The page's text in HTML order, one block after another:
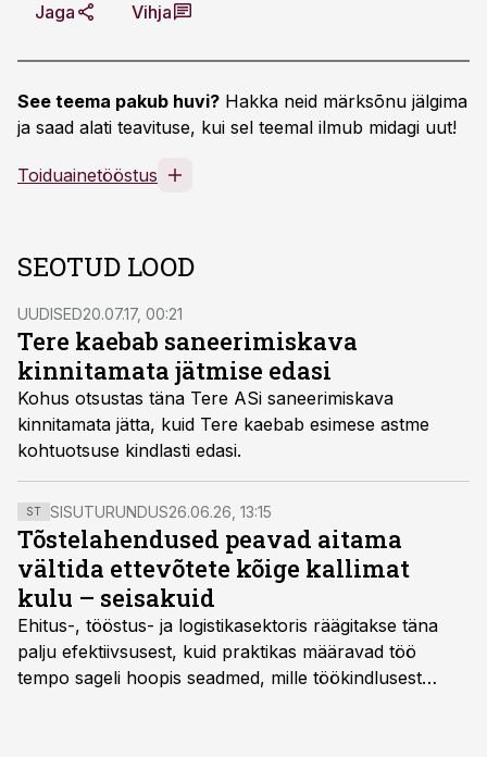
Jaga Vihja
See teema pakub huvi? Hakka neid märksõnu jälgima
ja saad alati teavituse, kui sel teemal ilmub midagi uut!
Toiduainetööstus
SEOTUD LOOD
UUDISED20.07.17, 00:21
Tere kaebab saneerimiskava
kinnitamata jätmise edasi
Kohus otsustas täna Tere ASi saneerimiskava
kinnitamata jätta, kuid Tere kaebab esimese astme
kohtuotsuse kindlasti edasi.
ST SISUTURUNDUS26.06.26, 13:15
Tõstelahendused peavad aitama
vältida ettevõtete kõige kallimat
kulu – seisakuid
Ehitus-, tööstus- ja logistikasektoris räägitakse täna
palju efektiivsusest, kuid praktikas määravad töö
tempo sageli hoopis seadmed, mille töökindlusest